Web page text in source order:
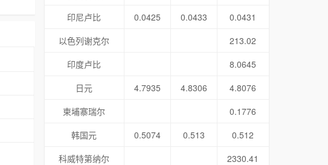
印尼卢比
0.0425 0.0433
0.0431
以色列谢克尔
213.02
印度卢比
8.0645
日元
4.7935 4.8306
4.8076
柬埔寨瑞尔
0.1776
韩国元
0.5074 0.513
0.512
科威特第纳尔
2330.41